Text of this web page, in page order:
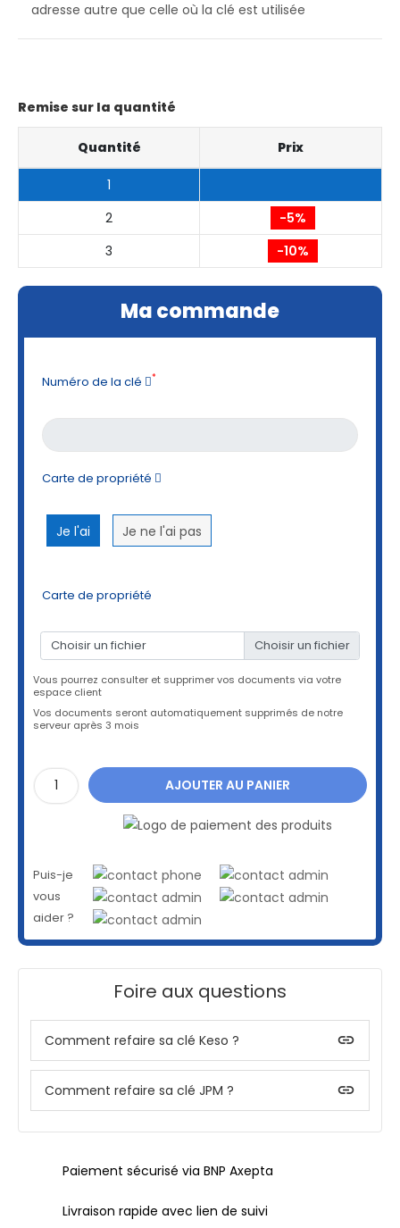
adresse autre que celle où la clé est utilisée
Remise sur la quantité
Quantité Prix
1
2
-5%
3
-10%
Ma commande
Numéro de la clé *
Carte de propriété
Je l'ai Je ne l'ai pas
Carte de propriété
Choisir un fichier
Vous pourrez consulter et supprimer vos documents via votre
espace client
Vos documents seront automatiquement supprimés de notre
serveur après 3 mois
AJOUTER AU PANIER
Puis-je
vous
aider ?
Foire aux questions
Comment refaire sa clé Keso ? insert_link
Comment refaire sa clé JPM ? insert_link
Paiement sécurisé via BNP Axepta
Livraison rapide avec lien de suivi